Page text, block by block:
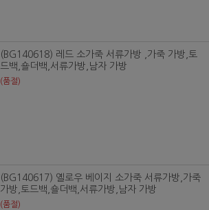
(BG140618) 레드 소가죽 서류가방 ,가죽 가방,토
드백,숄더백,서류가방,남자 가방
(품절)
(BG140617) 옐로우 베이지 소가죽 서류가방,가죽
가방,토드백,숄더백,서류가방,남자 가방
(품절)